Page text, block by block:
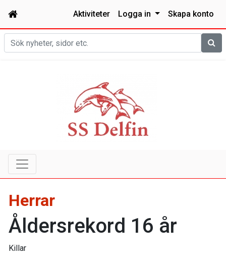
Aktiviteter Logga in Skapa konto
Sök
Herrar
Åldersrekord 16 år
Killar